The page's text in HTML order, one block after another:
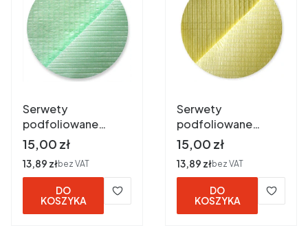
Serwety
podfoliowane
33x44 cm a 50 szt.
ZIELONE
Cena
15,00 zł
Cena
13,89 złbez VAT
DO
KOSZYKA
Serwety
podfoliowane
33x44 cm a 50 szt.
ŻÓŁTE
Cena
15,00 zł
Cena
13,89 złbez VAT
DO
KOSZYKA